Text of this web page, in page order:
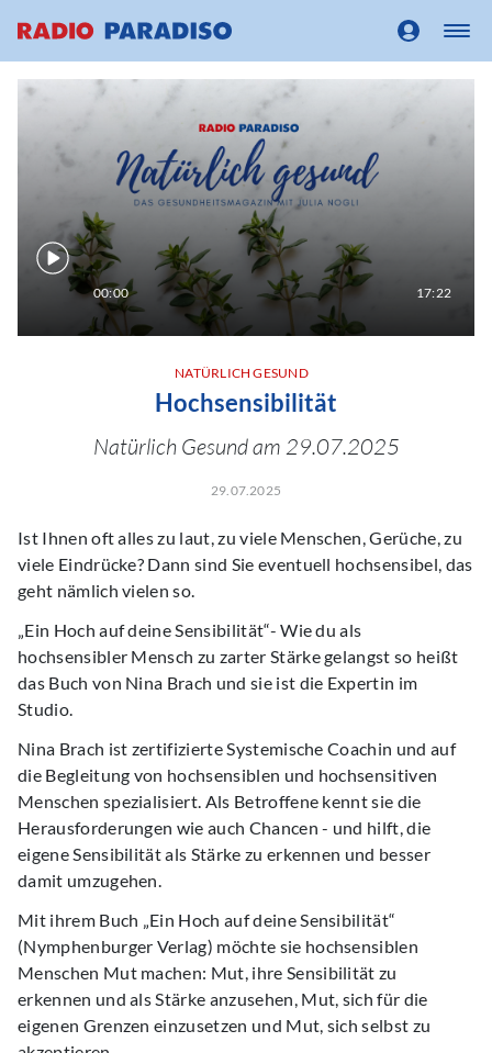
00:00 17:22
NATÜRLICH GESUND
Hochsensibilität
Natürlich Gesund am 29.07.2025
29.07.2025
Ist Ihnen oft alles zu laut, zu viele Menschen, Gerüche, zu
viele Eindrücke? Dann sind Sie eventuell hochsensibel, das
geht nämlich vielen so.
„Ein Hoch auf deine Sensibilität“- Wie du als
hochsensibler Mensch zu zarter Stärke gelangst so heißt
das Buch von Nina Brach und sie ist die Expertin im
Studio.
Nina Brach ist zertifizierte Systemische Coachin und auf
die Begleitung von hochsensiblen und hochsensitiven
Menschen spezialisiert. Als Betroffene kennt sie die
Herausforderungen wie auch Chancen - und hilft, die
eigene Sensibilität als Stärke zu erkennen und besser
damit umzugehen.
Mit ihrem Buch „Ein Hoch auf deine Sensibilität“
(Nymphenburger Verlag) möchte sie hochsensiblen
Menschen Mut machen: Mut, ihre Sensibilität zu
erkennen und als Stärke anzusehen, Mut, sich für die
eigenen Grenzen einzusetzen und Mut, sich selbst zu